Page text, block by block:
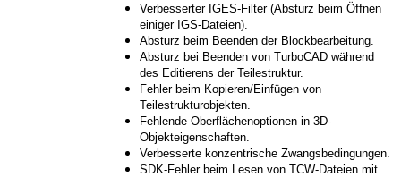
Verbesserter IGES-Filter (Absturz beim Öffnen
einiger IGS-Dateien).
Absturz beim Beenden der Blockbearbeitung.
Absturz bei Beenden von TurboCAD während
des Editierens der Teilestruktur.
Fehler beim Kopieren/Einfügen von
Teilestrukturobjekten.
Fehlende Oberflächenoptionen in 3D-
Objekteigenschaften.
Verbesserte konzentrische Zwangsbedingungen.
SDK-Fehler beim Lesen von TCW-Dateien mit